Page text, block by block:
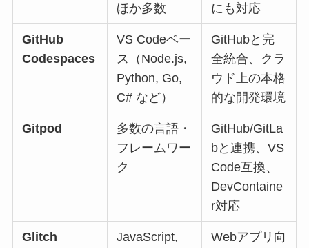
ほか多数
にも対応
GitHub
Codespaces
VS Codeベー
ス（Node.js,
Python, Go,
C# など）
GitHubと完
全統合、クラ
ウド上の本格
的な開発環境
Gitpod
多数の言語・
フレームワー
ク
GitHub/GitLa
bと連携、VS
Code互換、
DevContaine
r対応
Glitch
JavaScript,
Webアプリ向